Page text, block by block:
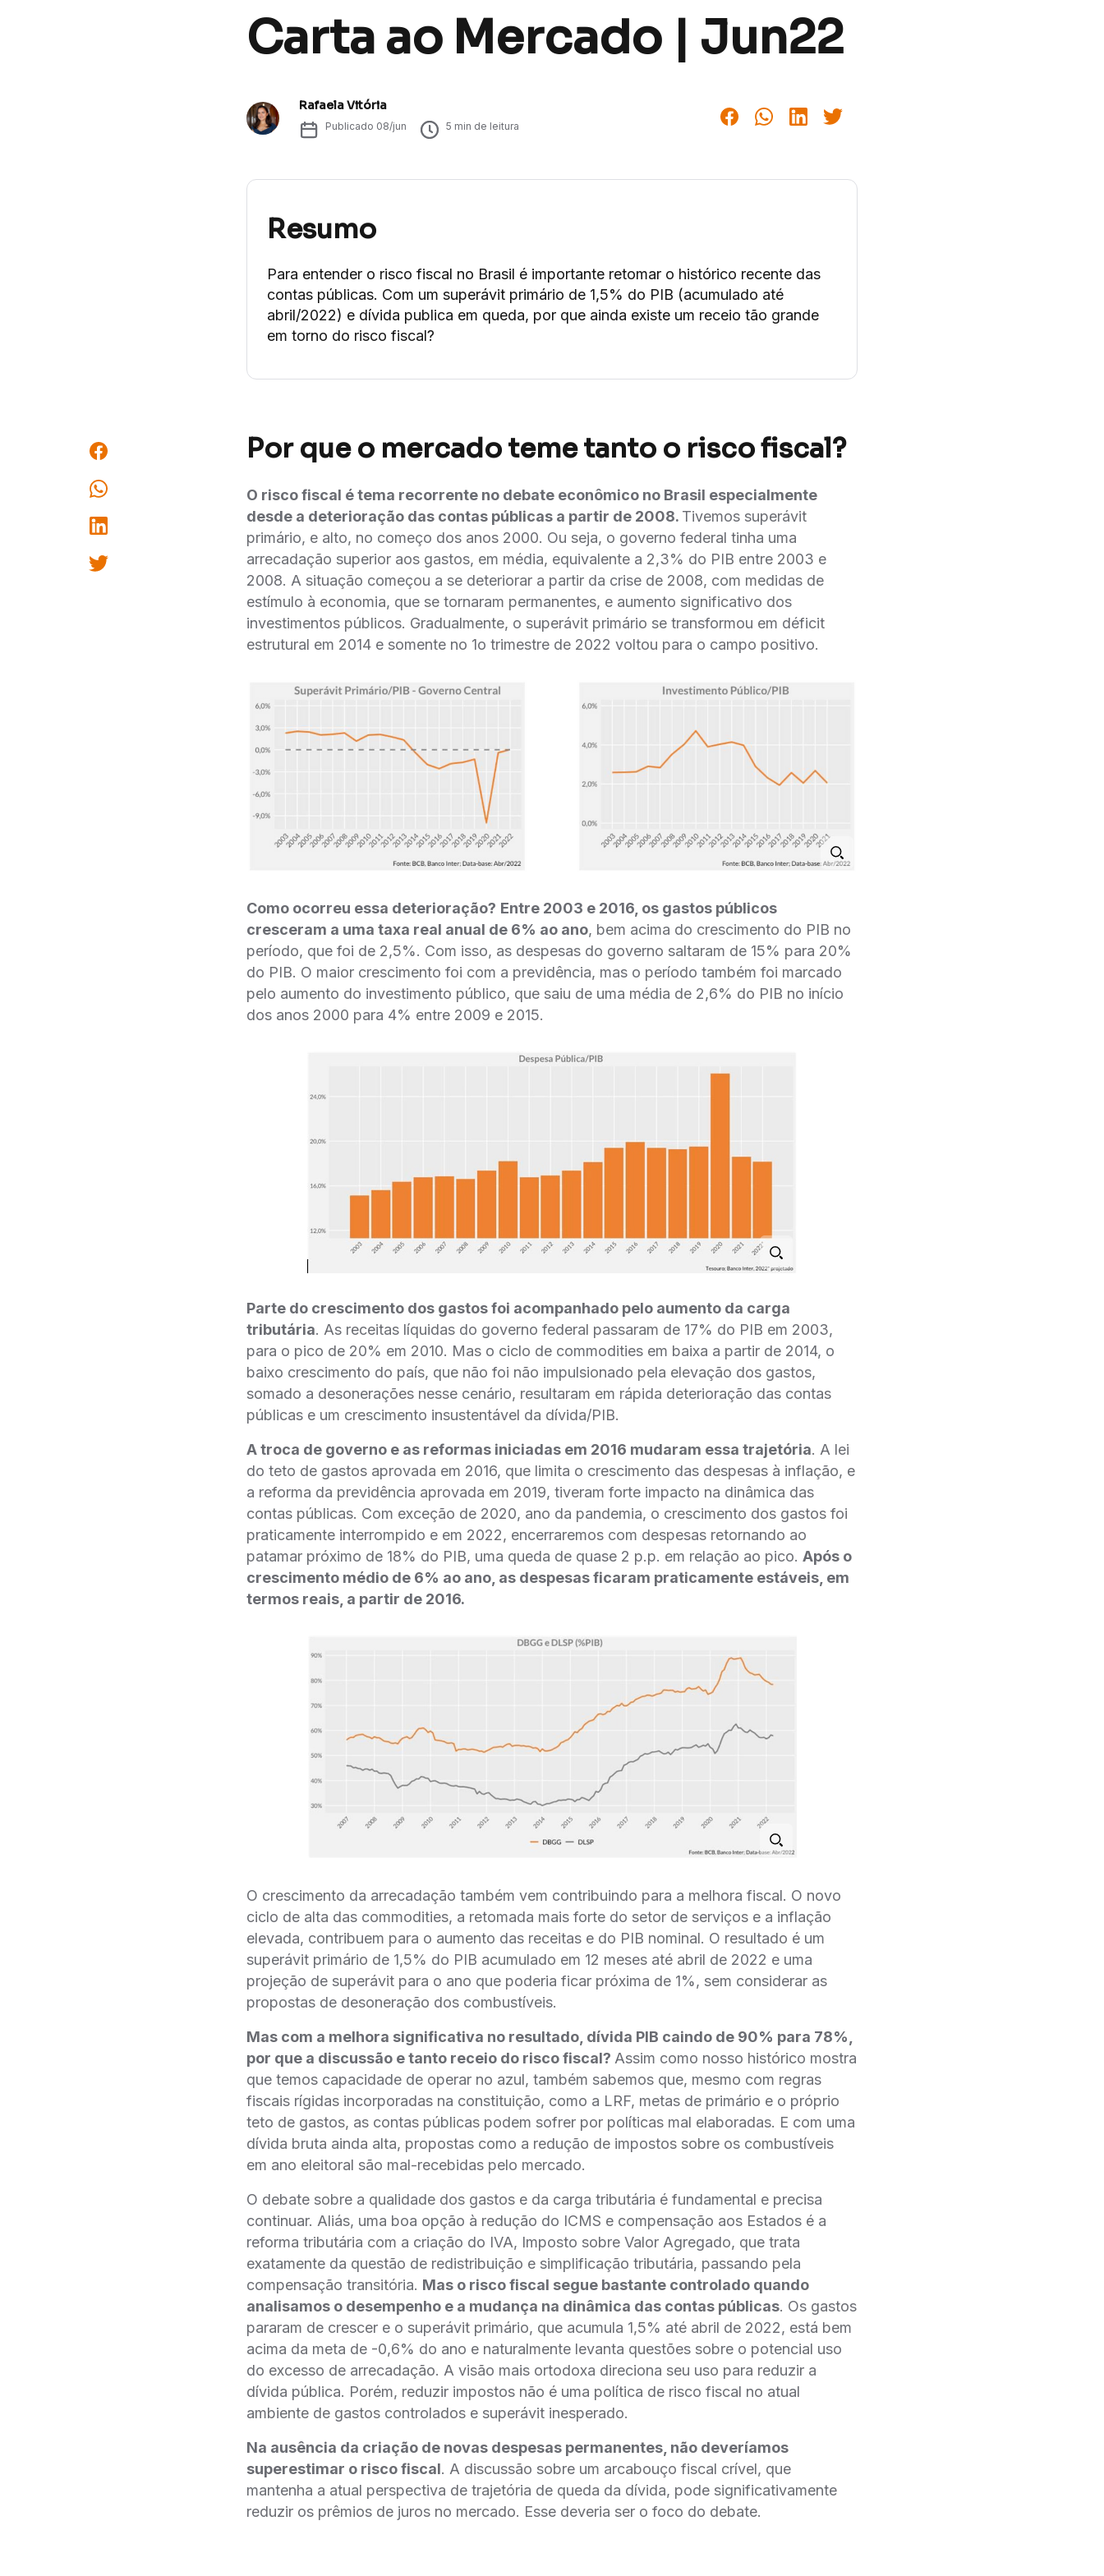
Carta ao Mercado | Jun22
Rafaela Vitória
Publicado 08/jun 5 min de leitura
Resumo
Para entender o risco fiscal no Brasil é importante retomar o histórico recente das
contas públicas. Com um superávit primário de 1,5% do PIB (acumulado até
abril/2022) e dívida publica em queda, por que ainda existe um receio tão grande
em torno do risco fiscal?
Por que o mercado teme tanto o risco fiscal?
O risco fiscal é tema recorrente no debate econômico no Brasil especialmente
desde a deterioração das contas públicas a partir de 2008. Tivemos superávit
primário, e alto, no começo dos anos 2000. Ou seja, o governo federal tinha uma
arrecadação superior aos gastos, em média, equivalente a 2,3% do PIB entre 2003 e
2008. A situação começou a se deteriorar a partir da crise de 2008, com medidas de
estímulo à economia, que se tornaram permanentes, e aumento significativo dos
investimentos públicos. Gradualmente, o superávit primário se transformou em déficit
estrutural em 2014 e somente no 1o trimestre de 2022 voltou para o campo positivo.
Como ocorreu essa deterioração? Entre 2003 e 2016, os gastos públicos
cresceram a uma taxa real anual de 6% ao ano, bem acima do crescimento do PIB no
período, que foi de 2,5%. Com isso, as despesas do governo saltaram de 15% para 20%
do PIB. O maior crescimento foi com a previdência, mas o período também foi marcado
pelo aumento do investimento público, que saiu de uma média de 2,6% do PIB no início
dos anos 2000 para 4% entre 2009 e 2015.
Parte do crescimento dos gastos foi acompanhado pelo aumento da carga
tributária. As receitas líquidas do governo federal passaram de 17% do PIB em 2003,
para o pico de 20% em 2010. Mas o ciclo de commodities em baixa a partir de 2014, o
baixo crescimento do país, que não foi não impulsionado pela elevação dos gastos,
somado a desonerações nesse cenário, resultaram em rápida deterioração das contas
públicas e um crescimento insustentável da dívida/PIB.
A troca de governo e as reformas iniciadas em 2016 mudaram essa trajetória. A lei
do teto de gastos aprovada em 2016, que limita o crescimento das despesas à inflação, e
a reforma da previdência aprovada em 2019, tiveram forte impacto na dinâmica das
contas públicas. Com exceção de 2020, ano da pandemia, o crescimento dos gastos foi
praticamente interrompido e em 2022, encerraremos com despesas retornando ao
patamar próximo de 18% do PIB, uma queda de quase 2 p.p. em relação ao pico. Após o
crescimento médio de 6% ao ano, as despesas ficaram praticamente estáveis, em
termos reais, a partir de 2016.
O crescimento da arrecadação também vem contribuindo para a melhora fiscal. O novo
ciclo de alta das commodities, a retomada mais forte do setor de serviços e a inflação
elevada, contribuem para o aumento das receitas e do PIB nominal. O resultado é um
superávit primário de 1,5% do PIB acumulado em 12 meses até abril de 2022 e uma
projeção de superávit para o ano que poderia ficar próxima de 1%, sem considerar as
propostas de desoneração dos combustíveis.
Mas com a melhora significativa no resultado, dívida PIB caindo de 90% para 78%,
por que a discussão e tanto receio do risco fiscal? Assim como nosso histórico mostra
que temos capacidade de operar no azul, também sabemos que, mesmo com regras
fiscais rígidas incorporadas na constituição, como a LRF, metas de primário e o próprio
teto de gastos, as contas públicas podem sofrer por políticas mal elaboradas. E com uma
dívida bruta ainda alta, propostas como a redução de impostos sobre os combustíveis
em ano eleitoral são mal-recebidas pelo mercado.
O debate sobre a qualidade dos gastos e da carga tributária é fundamental e precisa
continuar. Aliás, uma boa opção à redução do ICMS e compensação aos Estados é a
reforma tributária com a criação do IVA, Imposto sobre Valor Agregado, que trata
exatamente da questão de redistribuição e simplificação tributária, passando pela
compensação transitória. Mas o risco fiscal segue bastante controlado quando
analisamos o desempenho e a mudança na dinâmica das contas públicas. Os gastos
pararam de crescer e o superávit primário, que acumula 1,5% até abril de 2022, está bem
acima da meta de -0,6% do ano e naturalmente levanta questões sobre o potencial uso
do excesso de arrecadação. A visão mais ortodoxa direciona seu uso para reduzir a
dívida pública. Porém, reduzir impostos não é uma política de risco fiscal no atual
ambiente de gastos controlados e superávit inesperado.
Na ausência da criação de novas despesas permanentes, não deveríamos
superestimar o risco fiscal. A discussão sobre um arcabouço fiscal crível, que
mantenha a atual perspectiva de trajetória de queda da dívida, pode significativamente
reduzir os prêmios de juros no mercado. Esse deveria ser o foco do debate.